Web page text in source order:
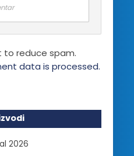
to reduce spam.
data is processed.
2026